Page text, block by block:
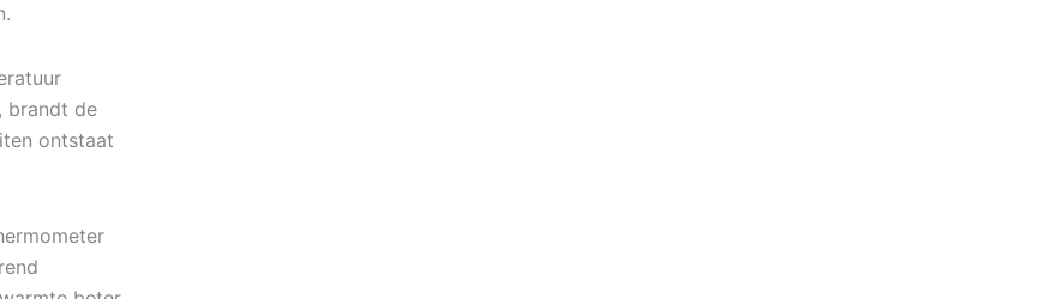
brandt de
ontstaat